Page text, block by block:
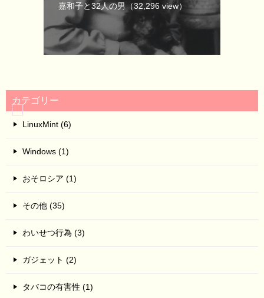
嘉和子と32人の男（32,296 view）
カテゴリー
LinuxMint (6)
Windows (1)
おそロシア (1)
その他 (35)
わいせつ行為 (3)
ガジェット (2)
タバコの有害性 (1)